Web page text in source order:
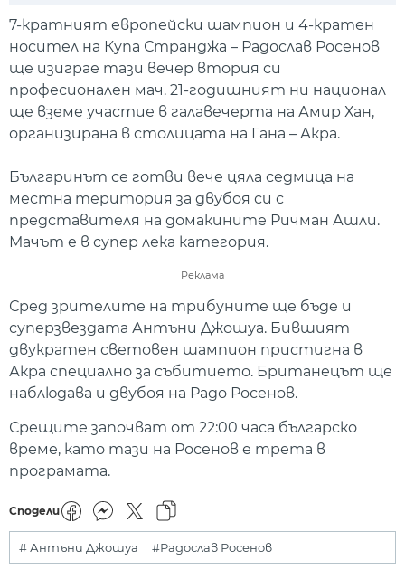
7-кратният европейски шампион и 4-кратен
носител на Купа Странджа – Радослав Росенов
ще изиграе тази вечер втория си
професионален мач. 21-годишният ни национал
ще вземе участие в галавечерта на Амир Хан,
организирана в столицата на Гана – Акра.
Българинът се готви вече цяла седмица на
местна територия за двубоя си с
представителя на домакините Ричман Ашли.
Мачът е в супер лека категория.
Реклама
Сред зрителите на трибуните ще бъде и
суперзвездата Антъни Джошуа. Бившият
двукратен световен шампион пристигна в
Акра специално за събитието. Британецът ще
наблюдава и двубоя на Радо Росенов.
Срещите започват от 22:00 часа българско
време, като тази на Росенов е трета в
програмата.
Сподели
# Антъни Джошуа #Радослав Росенов